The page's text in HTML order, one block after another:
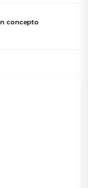
concepto